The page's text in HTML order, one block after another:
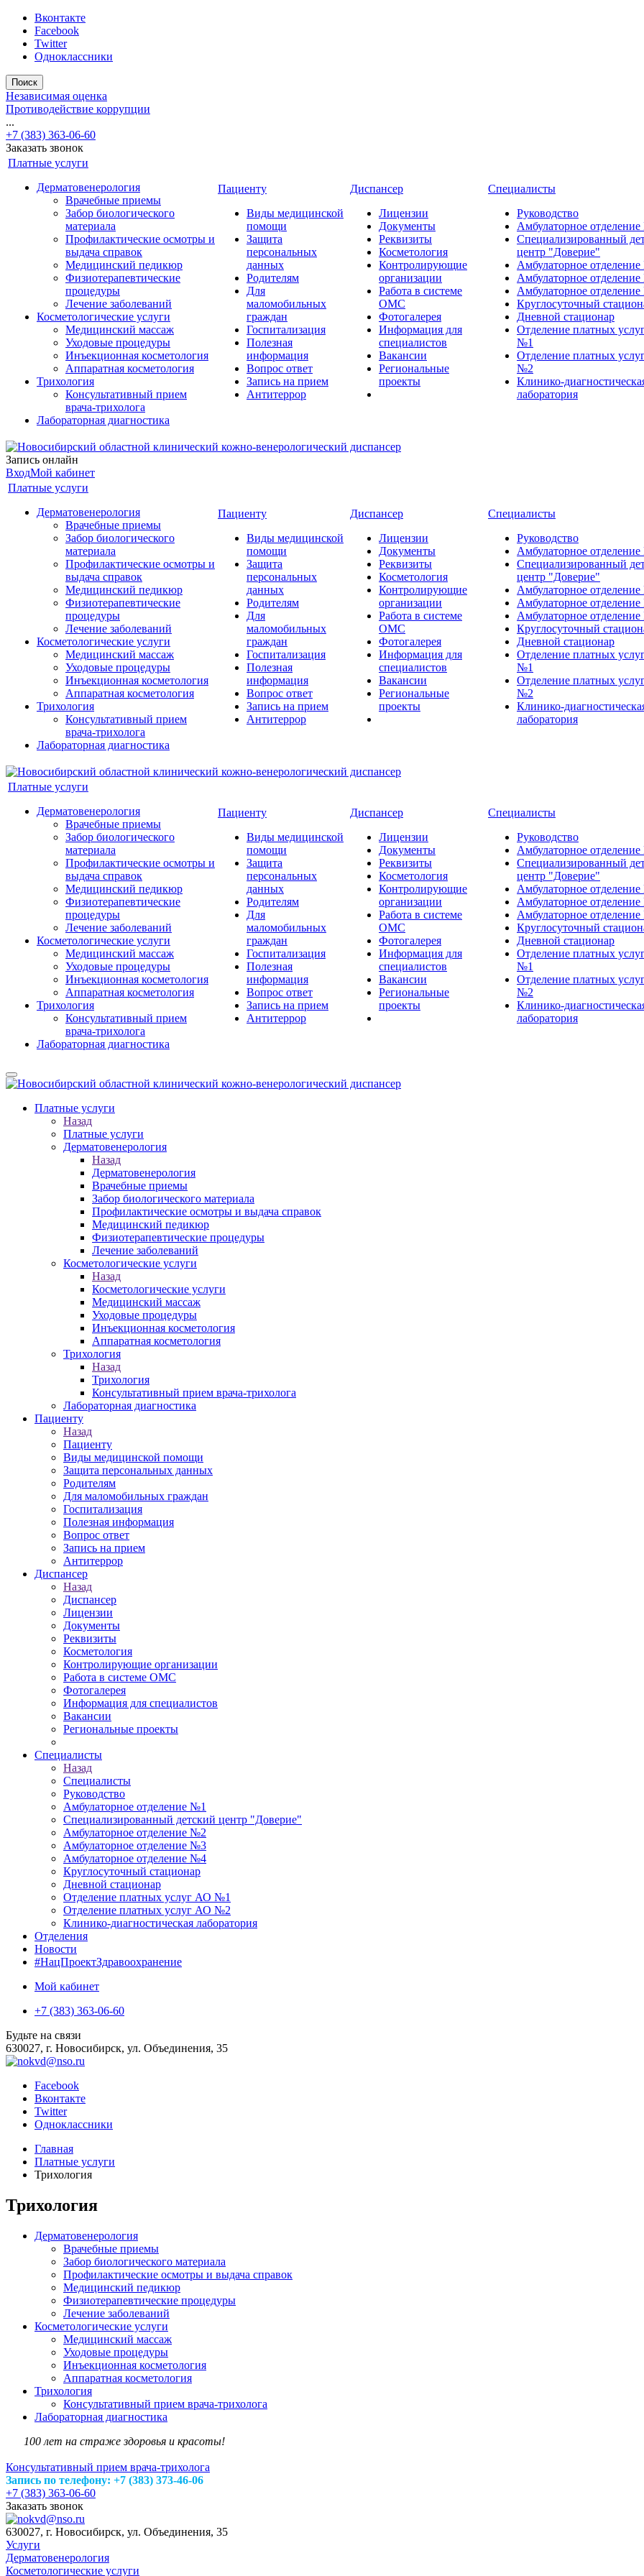
Вконтакте
Facebook
Twitter
Одноклассники
Поиск
Независимая оценка
Противодействие коррупции
...
+7 (383) 363-06-60
Заказать звонок
Платные услуги
Дерматовенерология
Врачебные приемы
Забор биологического
материала
Профилактические осмотры и
выдача справок
Медицинский педикюр
Физиотерапевтические
процедуры
Лечение заболеваний
Косметологические услуги
Медицинский массаж
Уходовые процедуры
Инъекционная косметология
Аппаратная косметология
Трихология
Консультативный прием
врача-трихолога
Лабораторная диагностика
Пациенту
Виды медицинской
помощи
Защита
персональных
данных
Родителям
Для
маломобильных
граждан
Госпитализация
Полезная
информация
Вопрос ответ
Запись на прием
Антитеррор
Диспансер
Лицензии
Документы
Реквизиты
Косметология
Контролирующие
организации
Работа в системе
ОМС
Фотогалерея
Информация для
специалистов
Вакансии
Региональные
проекты
Специалисты
Руководство
Амбулаторное
Специализированный
центр "Доверие"
Амбулаторное
Амбулаторное
Амбулаторное
Круглосуточный
Дневной стационар
Отделение платных
№1
Отделение платных
№2
Клинико-
лаборатория
Запись онлайн
ВходМой кабинет
Платные услуги
Дерматовенерология
Врачебные приемы
Забор биологического
материала
Профилактические осмотры и
выдача справок
Медицинский педикюр
Физиотерапевтические
процедуры
Лечение заболеваний
Косметологические услуги
Медицинский массаж
Уходовые процедуры
Инъекционная косметология
Аппаратная косметология
Трихология
Консультативный прием
врача-трихолога
Лабораторная диагностика
Пациенту
Виды медицинской
помощи
Защита
персональных
данных
Родителям
Для
маломобильных
граждан
Госпитализация
Полезная
информация
Вопрос ответ
Запись на прием
Антитеррор
Диспансер
Лицензии
Документы
Реквизиты
Косметология
Контролирующие
организации
Работа в системе
ОМС
Фотогалерея
Информация для
специалистов
Вакансии
Региональные
проекты
Специалисты
Руководство
Амбулаторное
Специализированный
центр "Доверие"
Амбулаторное
Амбулаторное
Амбулаторное
Круглосуточный
Дневной стационар
Отделение платных
№1
Отделение платных
№2
Клинико-
лаборатория
Платные услуги
Дерматовенерология
Врачебные приемы
Забор биологического
материала
Профилактические осмотры и
выдача справок
Медицинский педикюр
Физиотерапевтические
процедуры
Лечение заболеваний
Косметологические услуги
Медицинский массаж
Уходовые процедуры
Инъекционная косметология
Аппаратная косметология
Трихология
Консультативный прием
врача-трихолога
Лабораторная диагностика
Пациенту
Виды медицинской
помощи
Защита
персональных
данных
Родителям
Для
маломобильных
граждан
Госпитализация
Полезная
информация
Вопрос ответ
Запись на прием
Антитеррор
Диспансер
Лицензии
Документы
Реквизиты
Косметология
Контролирующие
организации
Работа в системе
ОМС
Фотогалерея
Информация для
специалистов
Вакансии
Региональные
проекты
Специалисты
Руководство
Амбулаторное
Специализированный
центр "Доверие"
Амбулаторное
Амбулаторное
Амбулаторное
Круглосуточный
Дневной стационар
Отделение платных
№1
Отделение платных
№2
Клинико-
лаборатория
Платные услуги
Назад
Платные услуги
Дерматовенерология
Назад
Дерматовенерология
Врачебные приемы
Забор биологического материала
Профилактические осмотры и выдача справок
Медицинский педикюр
Физиотерапевтические процедуры
Лечение заболеваний
Косметологические услуги
Назад
Косметологические услуги
Медицинский массаж
Уходовые процедуры
Инъекционная косметология
Аппаратная косметология
Трихология
Назад
Трихология
Консультативный прием врача-трихолога
Лабораторная диагностика
Пациенту
Назад
Пациенту
Виды медицинской помощи
Защита персональных данных
Родителям
Для маломобильных граждан
Госпитализация
Полезная информация
Вопрос ответ
Запись на прием
Антитеррор
Диспансер
Назад
Диспансер
Лицензии
Документы
Реквизиты
Косметология
Контролирующие организации
Работа в системе ОМС
Фотогалерея
Информация для специалистов
Вакансии
Региональные проекты
Специалисты
Назад
Специалисты
Руководство
Амбулаторное отделение №1
Специализированный детский центр "Доверие"
Амбулаторное отделение №2
Амбулаторное отделение №3
Амбулаторное отделение №4
Круглосуточный стационар
Дневной стационар
Отделение платных услуг АО №1
Отделение платных услуг АО №2
Клинико-диагностическая лаборатория
Отделения
Новости
#НацПроектЗдравоохранение
Мой кабинет
+7 (383) 363-06-60
Будьте на связи
630027, г. Новосибирск, ул. Объединения, 35
Facebook
Вконтакте
Twitter
Одноклассники
Главная
Платные услуги
Трихология
Трихология
Дерматовенерология
Врачебные приемы
Забор биологического материала
Профилактические осмотры и выдача справок
Медицинский педикюр
Физиотерапевтические процедуры
Лечение заболеваний
Косметологические услуги
Медицинский массаж
Уходовые процедуры
Инъекционная косметология
Аппаратная косметология
Трихология
Консультативный прием врача-трихолога
Лабораторная диагностика
100 лет на страже здоровья и красоты!
Консультативный прием врача-трихолога
Запись по телефону: +7 (383) 373-46-06
+7 (383) 363-06-60
Заказать звонок
630027, г. Новосибирск, ул. Объединения, 35
Услуги
Дерматовенерология
Косметологические услуги